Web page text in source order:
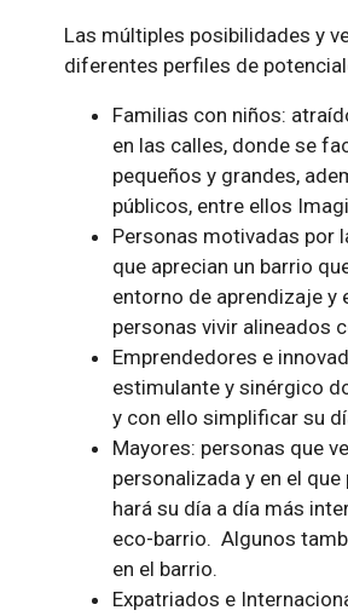
Las múltiples posibilidades y
diferentes perfiles de
Familias con niños:
en las calles, donde se
pequeños y grandes,
públicos, entre ellos
Personas motivadas por
que aprecian un barrio
entorno de aprendizaje y
personas vivir alineados
Emprendedores e
estimulante y sinérgico
y con ello simplificar su
Mayores: personas que
personalizada y en el
hará su día a día más
eco-barrio. Algunos
en el barrio.
Expatriados e